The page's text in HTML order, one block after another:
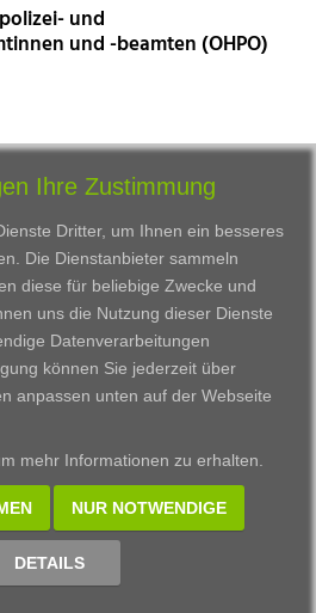
und
und -beamten (OHPO)
Bildungsangebot
Ausbildung
Ihre Zustimmung
Dritter, um Ihnen ein besseres
Die Dienstanbieter sammeln
diese für beliebige Zwecke und
uns die Nutzung dieser Dienste
Datenverarbeitungen
können Sie jederzeit über
anpassen unten auf der Webseite
mehr Informationen zu erhalten.
NUR NOTWENDIGE
DETAILS